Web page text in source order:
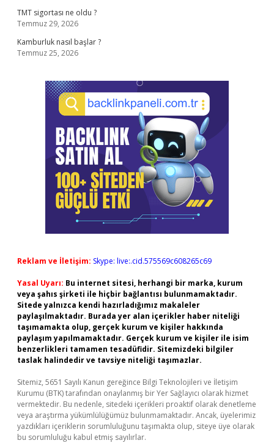
TMT sigortası ne oldu ?
Temmuz 29, 2026
Kamburluk nasıl başlar ?
Temmuz 25, 2026
Reklam ve İletişim: Skype: live:.cid.575569c608265c69
Yasal Uyarı: Bu internet sitesi, herhangi bir marka, kurum
veya şahıs şirketi ile hiçbir bağlantısı bulunmamaktadır.
Sitede yalnızca kendi hazırladığımız makaleler
paylaşılmaktadır. Burada yer alan içerikler haber niteliği
taşımamakta olup, gerçek kurum ve kişiler hakkında
paylaşım yapılmamaktadır. Gerçek kurum ve kişiler ile isim
benzerlikleri tamamen tesadüfidir. Sitemizdeki bilgiler
taslak halindedir ve tavsiye niteliği taşımazlar.
Sitemiz, 5651 Sayılı Kanun gereğince Bilgi Teknolojileri ve İletişim
Kurumu (BTK) tarafından onaylanmış bir Yer Sağlayıcı olarak hizmet
vermektedir. Bu nedenle, sitedeki içerikleri proaktif olarak denetleme
veya araştırma yükümlülüğümüz bulunmamaktadır. Ancak, üyelerimiz
yazdıkları içeriklerin sorumluluğunu taşımakta olup, siteye üye olarak
bu sorumluluğu kabul etmiş sayılırlar.